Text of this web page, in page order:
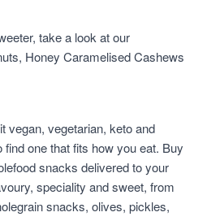
take a look at our
Honey Caramelised Cashews
vegan, vegetarian, keto and
one that fits how you eat. Buy
snacks delivered to your
speciality and sweet, from
snacks, olives, pickles,